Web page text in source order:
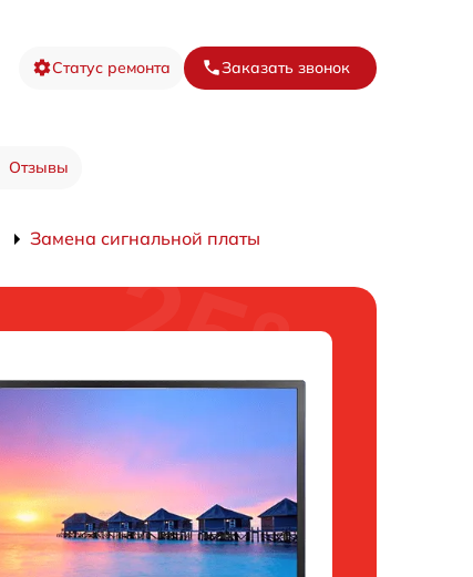
Статус ремонта Заказать звонок
Отзывы
Замена сигнальной платы